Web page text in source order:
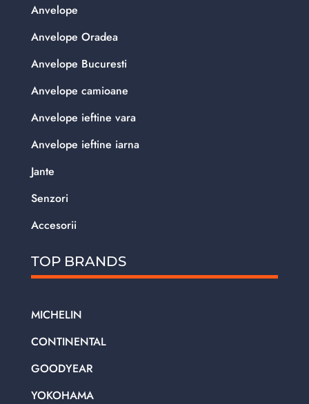
Anvelope
Anvelope Oradea
Anvelope Bucuresti
Anvelope camioane
Anvelope ieftine vara
Anvelope ieftine iarna
Jante
Senzori
Accesorii
TOP BRANDS
MICHELIN
CONTINENTAL
GOODYEAR
YOKOHAMA